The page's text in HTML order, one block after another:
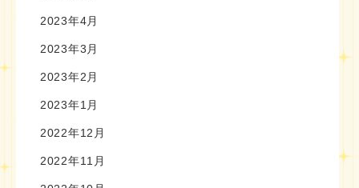
2023年4月
2023年3月
2023年2月
2023年1月
2022年12月
2022年11月